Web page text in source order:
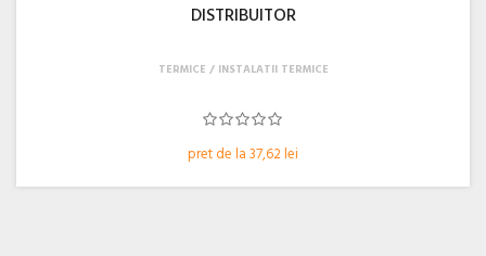
DISTRIBUITOR
pret de la 37,62 lei
TERMICE INSTALATII TERMICE